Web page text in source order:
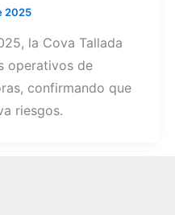
2025
la Cova Tallada
operativos de
confirmando que
riesgos.